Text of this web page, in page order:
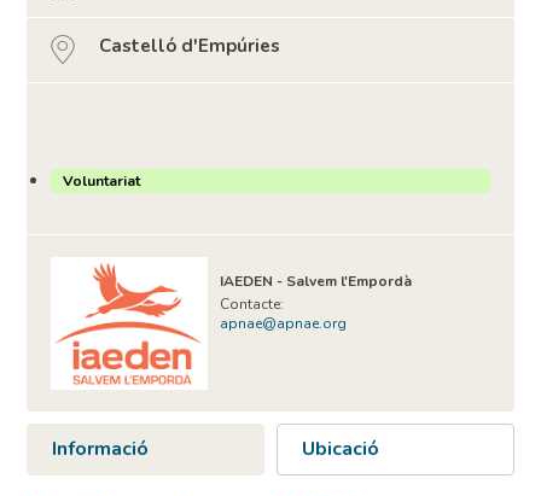
Castelló d'Empúries
Voluntariat
IAEDEN - Salvem l'Empordà
Contacte:
apnae@apnae.org
Informació Ubicació